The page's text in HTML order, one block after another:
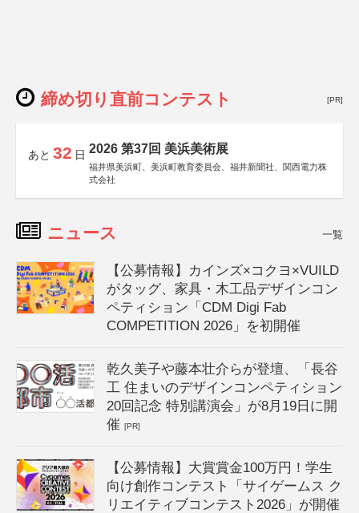
締め切り直前コンテスト [PR]
あと 32 日 2026 第37回 美浜美術展
福井県美浜町、美浜町教育委員会、福井新聞社、関西電力株
式会社
ニュース 一覧
【公募情報】カインズ×コクヨ×VUILD
がタッグ、家具・木工品デザインコン
ペティション「CDM Digi Fab
COMPETITION 2026」を初開催
乾久美子や藤本壮介らが登壇、「長谷
工 住まいのデザインコンペティション
20回記念 特別講演会」が8月19日に開
催[PR]
【公募情報】大賞賞金100万円！学生
向け創作コンテスト「サイゲームス ク
リエイティブコンテスト2026」が開催